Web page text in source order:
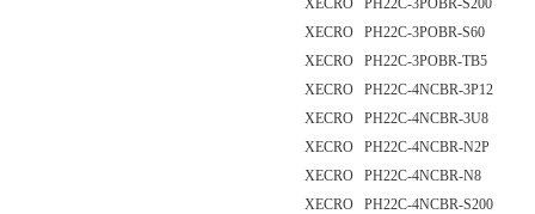
XECRO PH22C-3POBR-S200
XECRO PH22C-3POBR-S60
XECRO PH22C-3POBR-TB5
XECRO PH22C-4NCBR-3P12
XECRO PH22C-4NCBR-3U8
XECRO PH22C-4NCBR-N2P
XECRO PH22C-4NCBR-N8
XECRO PH22C-4NCBR-S200